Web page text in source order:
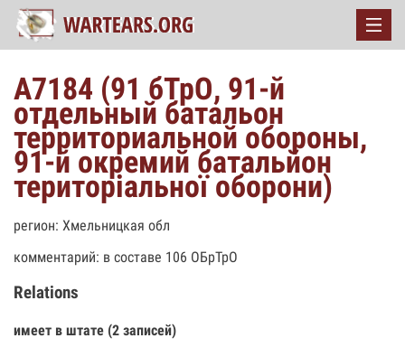
A7184 (91 бТрО, 91-й
отдельный батальон
территориальной обороны,
91-й окремий батальйон
територіальної оборони)
регион: Хмельницкая обл
комментарий: в составе 106 ОБрТрО
Relations
имеет в штате (2 записей)